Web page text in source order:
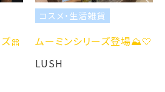
🎀
コスメ・生活雑貨
ムーミンシリーズ登場⛰️🤍
LUSH